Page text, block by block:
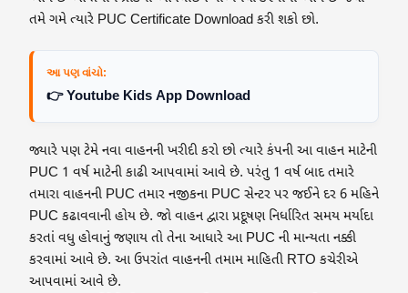
તમે ગમે ત્યારે PUC Certificate Download કરી શકો છો.
આ પણ વાંચો:
👉 Youtube Kids App Download
જ્યારે પણ ટેમે નવા વાહનની ખરીદી કરો છો ત્યારે કંપની આ વાહન માટેની
PUC 1 વર્ષ માટેની કાઢી આપવામાં આવે છે. પરંતુ 1 વર્ષ બાદ તમારે
તમારા વાહનની PUC તમાર નજીકના PUC સેન્ટર પર જઈને દર 6 મહિને
PUC કઢાવવાની હોય છે. જો વાહન દ્વારા પ્રદૂષણ નિર્ધારિત સમય મર્યાદા
કરતાં વધુ હોવાનું જણાય તો તેના આધારે આ PUC ની માન્યતા નક્કી
કરવામાં આવે છે. આ ઉપરાંત વાહનની તમામ માહિતી RTO કચેરીએ
આપવામાં આવે છે.